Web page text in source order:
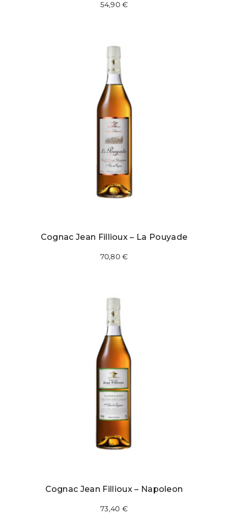
54,90€
Cognac Jean Fillioux – La Pouyade
70,80€
Cognac Jean Fillioux – Napoleon
73,40 €